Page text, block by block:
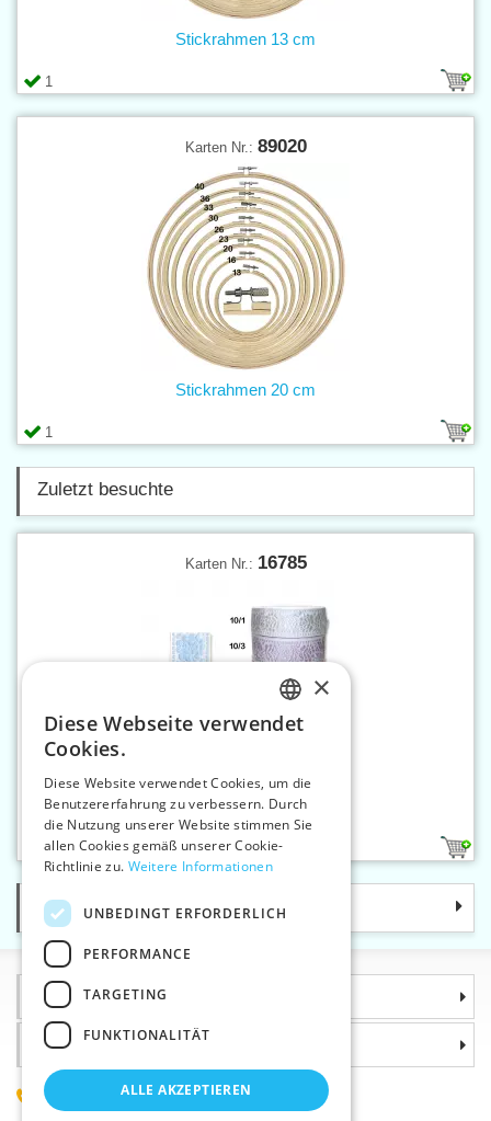
1
Stickrahmen 13 cm
Karten Nr.: 89020
1
Stickrahmen 20 cm
Zuletzt besuchte
Karten Nr.: 16785
5
Jacquardband 40 mm
Kategorie
Informationen
Warum sollten Sie gerade uns wählen?
(+420) 585 051 217
CZECH
ENGLISH
×
Diese Webseite verwendet
Cookies.
Diese Website verwendet Cookies, um die
Benutzererfahrung zu verbessern. Durch
die Nutzung unserer Website stimmen Sie
allen Cookies gemäß unserer Cookie-
Richtlinie zu. Weitere Informationen
UNBEDINGT ERFORDERLICH
PERFORMANCE
TARGETING
FUNKTIONALITÄT
ALLE AKZEPTIEREN